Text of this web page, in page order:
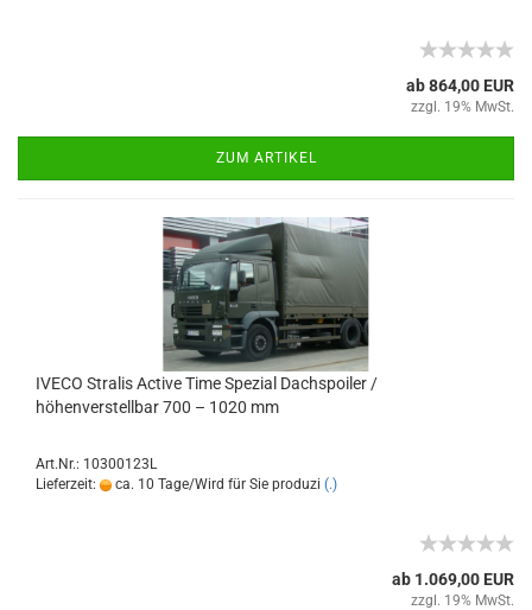
ab 864,00 EUR
zzgl. 19% MwSt.
ZUM ARTIKEL
IVECO Stralis Active Time Spezial Dachspoiler /
höhenverstellbar 700 – 1020 mm
Art.Nr.: 10300123L
Lieferzeit:
ca. 10 Tage/Wird für Sie produzi (.)
ab 1.069,00 EUR
zzgl. 19% MwSt.